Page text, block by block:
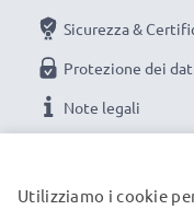
Sicurezza &
Protezione dei
Note legali
Utilizziamo i cookie